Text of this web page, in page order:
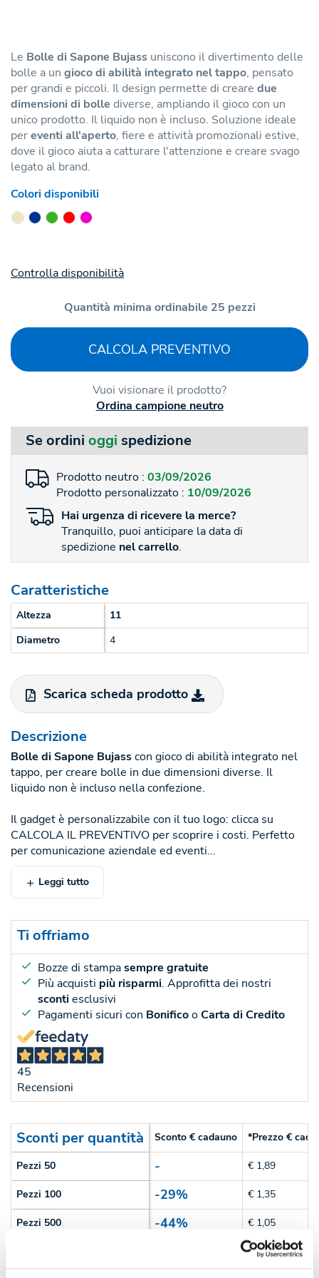
Le Bolle di Sapone Bujass uniscono il divertimento delle
bolle a un gioco di abilità integrato nel tappo, pensato
per grandi e piccoli. Il design permette di creare due
dimensioni di bolle diverse, ampliando il gioco con un
unico prodotto. Il liquido non è incluso. Soluzione ideale
pereventi all'aperto, fiere e attività promozionali estive,
dove il gioco aiuta a catturare l'attenzione e creare svago
legato al brand.
Colori disponibili
Controlla disponibilità
Quantità minima ordinabile 25 pezzi
CALCOLA PREVENTIVO
Vuoi visionare il prodotto?
Ordina campione neutro
Se ordini oggi spedizione
Prodotto neutro : 03/09/2026
Prodotto personalizzato : 10/09/2026
Hai urgenza di ricevere la merce?
Tranquillo, puoi anticipare la data di
spedizione nel carrello.
Caratteristiche
Altezza
11
Diametro
4
Scarica scheda prodotto
Descrizione
Bolle di Sapone Bujasscon gioco di abilità integrato nel
tappo, per creare bolle in due dimensioni diverse. Il
liquido non è incluso nella confezione.
Il gadget è personalizzabile con il tuo logo: clicca su
CALCOLA IL PREVENTIVO per scoprire i costi. Perfetto
per comunicazione aziendale ed eventi...
Leggi tutto
Ti offriamo
Bozze di stampasempre gratuite
Più acquisti più risparmi. Approfitta dei nostri
scontiesclusivi
Pagamenti sicuri con BonificooCarta di Credito
45
Recensioni
Sconti per quantità Sconto € cadauno *Prezzo €
Pezzi 50 - € 1,89
Pezzi 100 -29% € 1,35
Pezzi 500 -44% € 1,05
€ 1,00